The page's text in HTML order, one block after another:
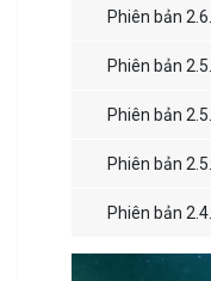
Phiên bản
Phiên bản
Phiên bản
Phiên bản
Phiên bản